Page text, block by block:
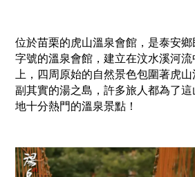
位於苗栗的虎山溫泉會館，是泰安
字號的溫泉會館，建立在汶水溪河
上，四周原始的自然景色包圍著虎
副其實的湯之島，許多旅人都為了
地十分熱門的溫泉景點！